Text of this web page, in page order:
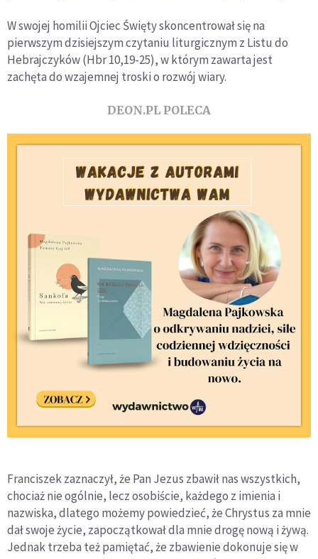
W swojej homilii Ojciec Święty skoncentrował się na
pierwszym dzisiejszym czytaniu liturgicznym z Listu do
Hebrajczyków (Hbr 10,19-25), w którym zawarta jest
zachęta do wzajemnej troski o rozwój wiary.
DEON.PL POLECA
Franciszek zaznaczył, że Pan Jezus zbawił nas wszystkich,
chociaż nie ogólnie, lecz osobiście, każdego z imienia i
nazwiska, dlatego możemy powiedzieć, że Chrystus za mnie
dał swoje życie, zapoczątkował dla mnie drogę nową i żywą.
Jednak trzeba też pamiętać, że zbawienie dokonuje się w